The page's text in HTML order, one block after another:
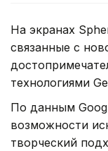
На экранах
связанные с
технологиями
По данным
возможности
творческий